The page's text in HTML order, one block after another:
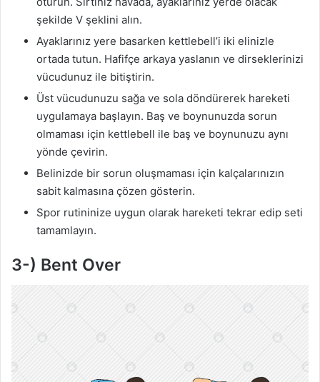
şekilde V şeklini alın.
Ayaklarınız yere basarken kettlebell’i iki elinizle
ortada tutun. Hafifçe arkaya yaslanın ve dirseklerinizi
vücudunuz ile bitiştirin.
Üst vücudunuzu sağa ve sola döndürerek hareketi
uygulamaya başlayın. Baş ve boynunuzda sorun
olmaması için kettlebell ile baş ve boynunuzu aynı
yönde çevirin.
Belinizde bir sorun oluşmaması için kalçalarınızın
sabit kalmasına çözen gösterin.
Spor rutininize uygun olarak hareketi tekrar edip seti
tamamlayın.
3-) Bent Over